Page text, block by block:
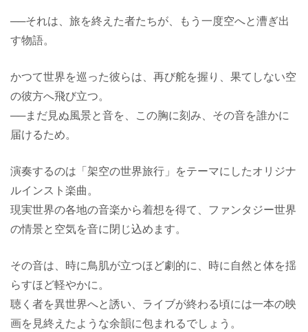
──それは、旅を終えた者たちが、もう一度空へと漕ぎ出
す物語。
かつて世界を巡った彼らは、再び舵を握り、果てしない空
の彼方へ飛び立つ。
──まだ見ぬ風景と音を、この胸に刻み、その音を誰かに
届けるため。
演奏するのは「架空の世界旅行」をテーマにしたオリジナ
ルインスト楽曲。
現実世界の各地の音楽から着想を得て、ファンタジー世界
の情景と空気を音に閉じ込めます。
その音は、時に鳥肌が立つほど劇的に、時に自然と体を揺
らすほど軽やかに。
聴く者を異世界へと誘い、ライブが終わる頃には一本の映
画を見終えたような余韻に包まれるでしょう。